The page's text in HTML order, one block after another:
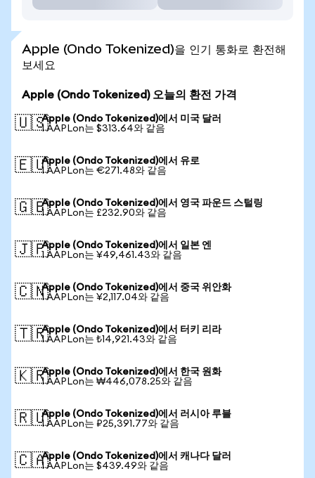
Apple (Ondo Tokenized)을 인기 통화로 환전해
보세요
Apple (Ondo Tokenized) 오늘의 환전 가격
🇺🇸Apple (Ondo Tokenized)에서 미국 달러
1 AAPLon는 $313.64와 같음
🇪🇺Apple (Ondo Tokenized)에서 유로
1 AAPLon는 €271.48와 같음
🇬🇧Apple (Ondo Tokenized)에서 영국 파운드 스털링
1 AAPLon는 £232.90와 같음
🇯🇵Apple (Ondo Tokenized)에서 일본 엔
1 AAPLon는 ¥49,461.43와 같음
🇨🇳Apple (Ondo Tokenized)에서 중국 위안화
1 AAPLon는 ¥2,117.04와 같음
🇹🇷Apple (Ondo Tokenized)에서 터키 리라
1 AAPLon는 ₺14,921.43와 같음
🇰🇷Apple (Ondo Tokenized)에서 한국 원화
1 AAPLon는 ₩446,078.25와 같음
🇷🇺Apple (Ondo Tokenized)에서 러시아 루블
1 AAPLon는 ₽25,391.77와 같음
🇨🇦Apple (Ondo Tokenized)에서 캐나다 달러
1 AAPLon는 $439.49와 같음